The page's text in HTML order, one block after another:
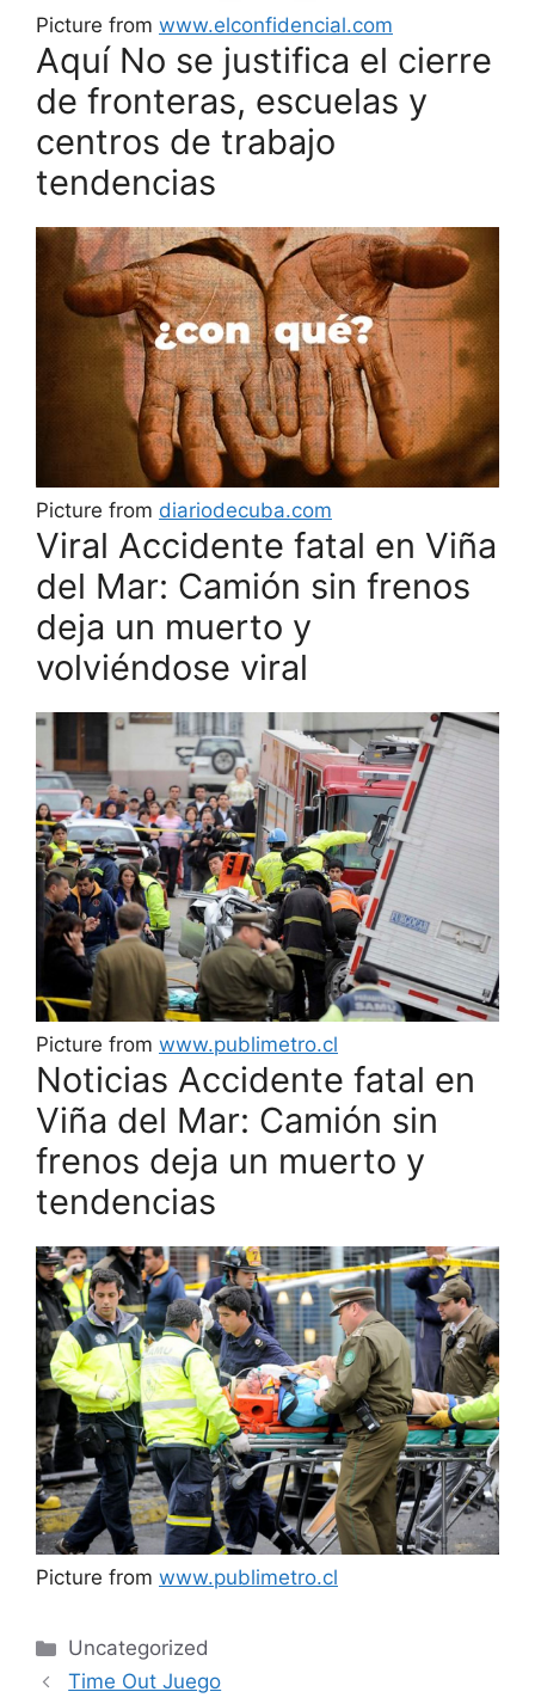
Picture from www.elconfidencial.com
Aquí No se justifica el cierre
de fronteras, escuelas y
centros de trabajo
tendencias
Picture from diariodecuba.com
Viral Accidente fatal en Viña
del Mar: Camión sin frenos
deja un muerto y
volviéndose viral
Picture from www.publimetro.cl
Noticias Accidente fatal en
Viña del Mar: Camión sin
frenos deja un muerto y
tendencias
Picture from www.publimetro.cl
Categories
Uncategorized
Time Out Juego